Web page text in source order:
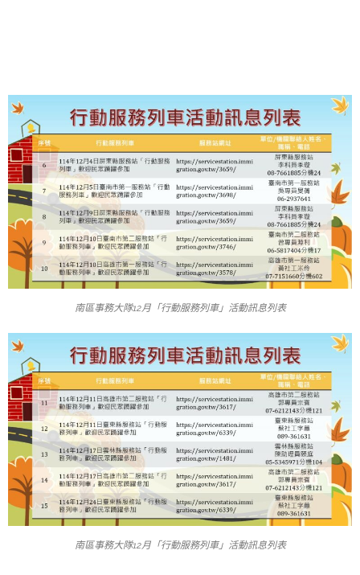
南區事務大隊12月「行動服務列車」活動訊息列表
南區事務大隊12月「行動服務列車」活動訊息列表